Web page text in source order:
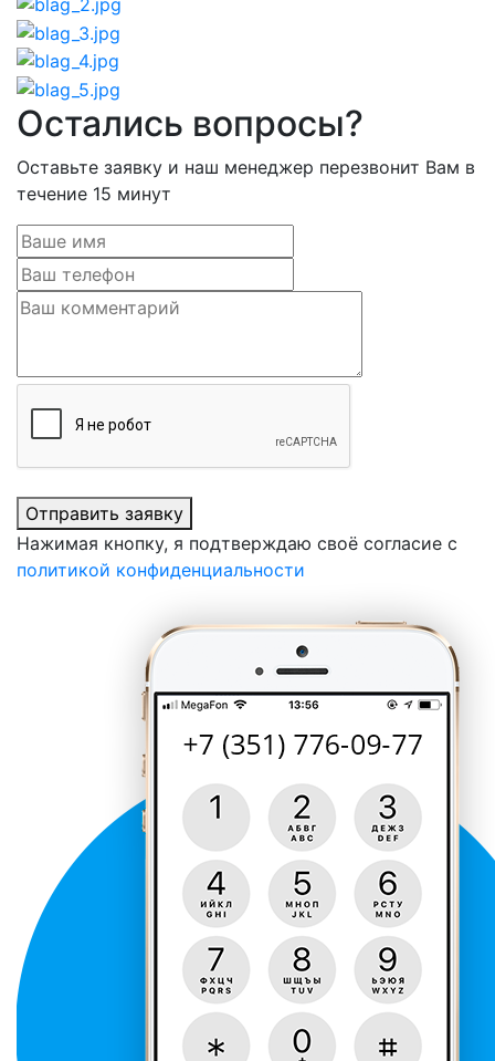
Остались вопросы?
Оставьте заявку и наш менеджер перезвонит Вам в
течение 15 минут
Отправить заявку
Нажимая кнопку, я подтверждаю своё согласие с
политикой конфиденциальности